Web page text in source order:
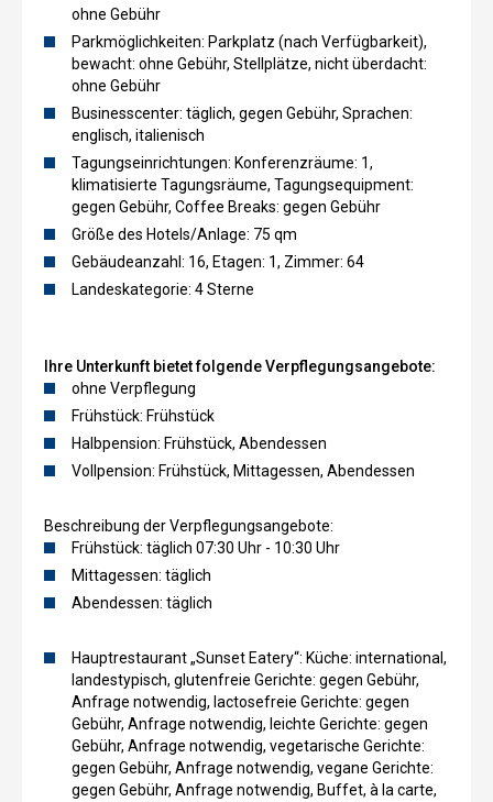
ohne Gebühr
Parkmöglichkeiten: Parkplatz (nach Verfügbarkeit),
bewacht: ohne Gebühr, Stellplätze, nicht überdacht:
ohne Gebühr
Businesscenter: täglich, gegen Gebühr, Sprachen:
englisch, italienisch
Tagungseinrichtungen: Konferenzräume: 1,
klimatisierte Tagungsräume, Tagungsequipment:
gegen Gebühr, Coffee Breaks: gegen Gebühr
Größe des Hotels/Anlage: 75 qm
Gebäudeanzahl: 16, Etagen: 1, Zimmer: 64
Landeskategorie: 4 Sterne
Ihre Unterkunft bietet folgende Verpflegungsangebote:
ohne Verpflegung
Frühstück: Frühstück
Halbpension: Frühstück, Abendessen
Vollpension: Frühstück, Mittagessen, Abendessen
Beschreibung der Verpflegungsangebote:
Frühstück: täglich 07:30 Uhr - 10:30 Uhr
Mittagessen: täglich
Abendessen: täglich
Hauptrestaurant „Sunset Eatery“: Küche: international,
landestypisch, glutenfreie Gerichte: gegen Gebühr,
Anfrage notwendig, lactosefreie Gerichte: gegen
Gebühr, Anfrage notwendig, leichte Gerichte: gegen
Gebühr, Anfrage notwendig, vegetarische Gerichte:
gegen Gebühr, Anfrage notwendig, vegane Gerichte:
gegen Gebühr, Anfrage notwendig, Buffet, à la carte,